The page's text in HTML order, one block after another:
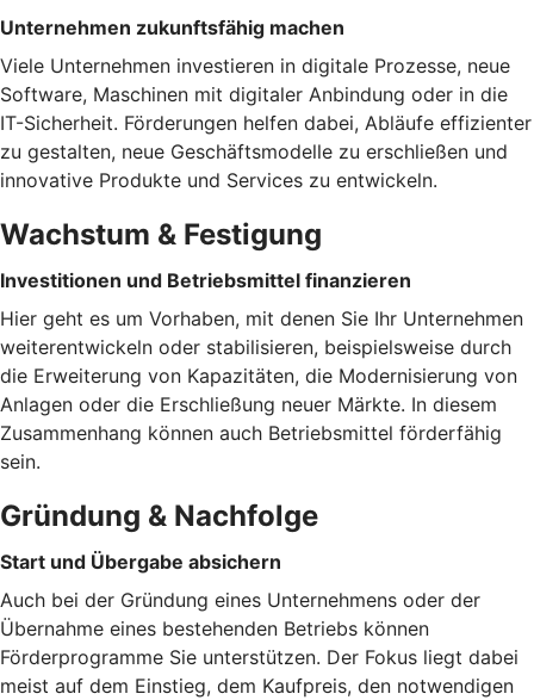
Unternehmen zukunftsfähig machen
Viele Unternehmen investieren in digitale Prozesse, neue
Software, Maschinen mit digitaler Anbindung oder in die
IT-Sicherheit. Förderungen helfen dabei, Abläufe effizienter
zu gestalten, neue Geschäftsmodelle zu erschließen und
innovative Produkte und Services zu entwickeln.
Wachstum & Festigung
Investitionen und Betriebsmittel finanzieren
Hier geht es um Vorhaben, mit denen Sie Ihr Unternehmen
weiterentwickeln oder stabilisieren, beispielsweise durch
die Erweiterung von Kapazitäten, die Modernisierung von
Anlagen oder die Erschließung neuer Märkte. In diesem
Zusammenhang können auch Betriebsmittel förderfähig
sein.
Gründung & Nachfolge
Start und Übergabe absichern
Auch bei der Gründung eines Unternehmens oder der
Übernahme eines bestehenden Betriebs können
Förderprogramme Sie unterstützen. Der Fokus liegt dabei
meist auf dem Einstieg, dem Kaufpreis, den notwendigen